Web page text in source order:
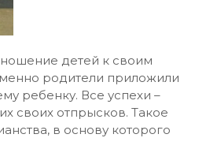
детей к своим
родители приложили
ребенку. Все успехи –
своих отпрысков. Такое
в основу которого